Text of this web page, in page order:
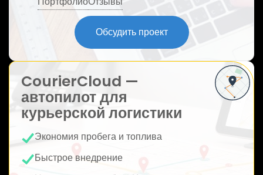
Обсудить проект
CourierCloud —
автопилот для
курьерской логистики
Экономия пробега и топлива
Быстрое внедрение